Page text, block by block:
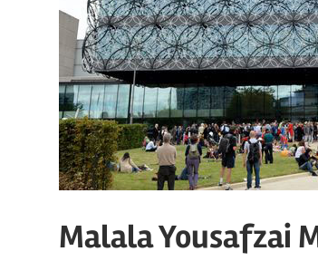
Malala Yousafzai